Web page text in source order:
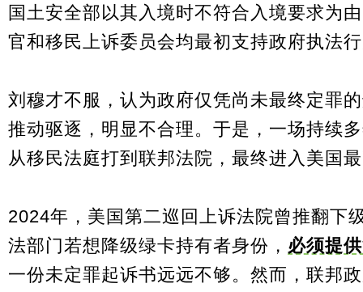
国土安全部以其入境时不符合入境要求为
官和移民上诉委员会均最初支持政府执法
刘穆才不服，认为政府仅凭尚未最终定罪
推动驱逐，明显不合理。于是，一场持续
从移民法庭打到联邦法院，最终进入美国
2024年，美国第二巡回上诉法院曾推翻下
法部门若想降级绿卡持有者身份， 必须提
一份未定罪起诉书远远不够。然而，联邦